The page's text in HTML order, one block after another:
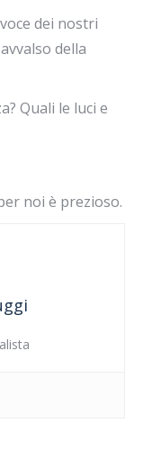
dei nostri
della
Quali le luci e
noi è prezioso.